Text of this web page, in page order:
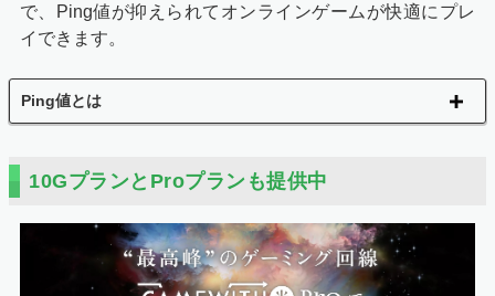
で、Ping値が抑えられてオンラインゲームが快適にプレ
イできます。
Ping値とは
10GプランとProプランも提供中